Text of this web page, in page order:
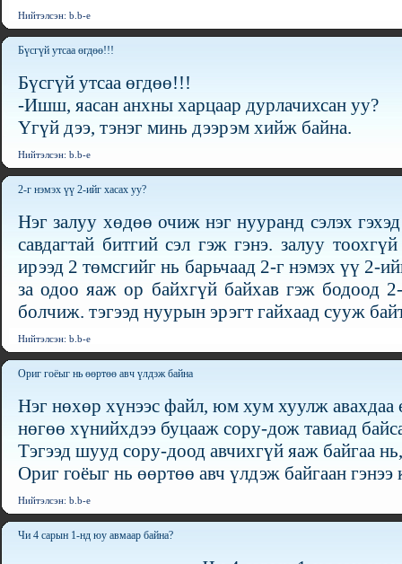
Нийтэлсэн: b.b-e
Бүсгүй утсаа өгдөө!!!
Бүсгүй утсаа өгдөө!!!
-Ишш, яасан анхны харцаар дурлачихсан уу?
Үгүй дээ, тэнэг минь дээрэм хийж байна.
Нийтэлсэн: b.b-e
2-г нэмэх үү 2-ийг хасах уу?
Нэг залуу хөдөө очиж нэг нууранд сэлэх
савдагтай битгий сэл гэж гэнэ. залуу
ирээд 2 төмсгийг нь барьчаад 2-г нэмэх үү 2-
за одоо яаж ор байхгүй байхав гэж бодоод
болчиж. тэгээд нуурын эрэгт гайхаад сууж
Нийтэлсэн: b.b-e
Ориг гоёыг нь өөртөө авч үлдэж байна
Нэг нөхөр хүнээс файл, юм хум хуулж авахдаа
нөгөө хүнийхдээ буцааж copy-дож тавиад
Тэгээд шууд copy-доод авчихгүй яаж байгаа
Ориг гоёыг нь өөртөө авч үлдэж байгаан гэнээ
Нийтэлсэн: b.b-e
Чи 4 сарын 1-нд юу авмаар байна?